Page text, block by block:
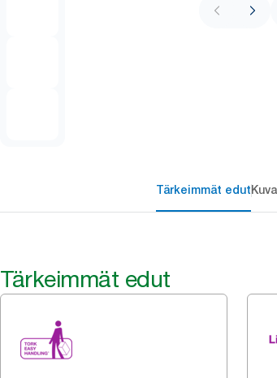
Tärkeimmät edut
Tärkeimmät edut